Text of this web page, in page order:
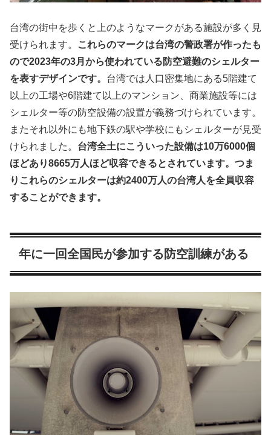
台湾の街中を歩くと上のようなマークがある施設が多く見
受けられます。
これらのマークは台湾の警政署が作ったも
ので2023年の3月から使われている防空避難のシェルター
を表すデザインです。 台湾では人口密集地にある5階建て
以上の工場や6階建て以上のマンション、商業施設等には
シェルター等の防空設備の設置が義務づけられています。
またそれ以外にも地下鉄の駅や学校にもシェルターが見受
けられました。 台湾全土にこういった設備は10万6000個
ほどあり8665万人ほど収容できるとされています。つま
りこれらのシェルターは約2400万人の台湾人を全員収容
することができます。
年に一回全国民が参加する防空訓練がある